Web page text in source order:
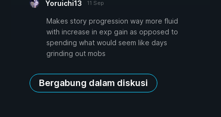
Yoruichi13 11 Sep
Makes story progression way more fluid
with increase in exp gain as opposed to
spending what would seem like days
grinding out mobs
Bergabung dalam diskusi